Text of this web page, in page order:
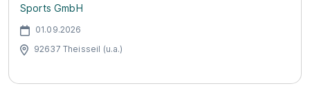
Sports GmbH
01.09.2026
92637 Theisseil (u.a.)